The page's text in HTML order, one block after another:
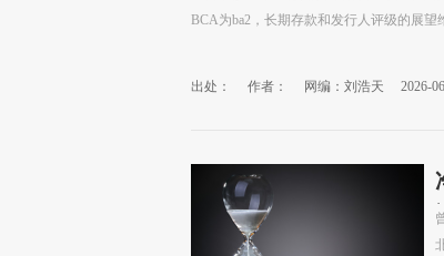
BCA为ba2，长期存款和发行人评级的展望
出处： 作者： 网编：刘浩天 2026-